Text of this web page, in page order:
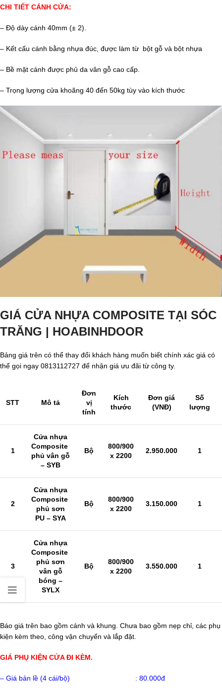
CHI TIẾT CÁNH CỬA:
– Độ dày cánh 40mm (± 2).
– Kết cấu cánh bằng nhựa đúc, được làm từ bột gỗ và bột nhựa
– Bề mặt cánh được phủ da vân gỗ cao cấp.
– Trọng lượng cửa khoãng 40 đến 50kg tùy vào kích thước
GIÁ CỬA NHỰA COMPOSITE TẠI SÓC
TRĂNG | HOABINHDOOR
Bảng giá trên có thể thay đổi khách hàng muốn biết chính xác giá có
thể gọi ngay 0813112727 để nhận giá ưu đãi từ công ty.
STT Mô tả
Đơn
vị
tính
Kích
thước
Đơn giá
(VNĐ)
Số
lượng
1
Cửa nhựa
Composite
phủ vân gỗ
– SYB
Bộ
800/900
x 2200
2.950.000 1
2
Cửa nhựa
Composite
phủ sơn
PU – SYA
Bộ
800/900
x 2200
3.150.000 1
3
Cửa nhựa
Composite
phủ sơn
vân gỗ
bóng –
SYLX
Bộ
800/900
x 2200
3.550.000 1
Báo giá trên bao gồm cánh và khung. Chưa bao gồm nẹp chỉ, các phụ
kiện kèm theo, công vận chuyển và lắp đặt.
GIÁ PHỤ KIỆN CỬA ĐI KÈM.
– Giá bản lề (4 cái/bộ) : 80.000đ